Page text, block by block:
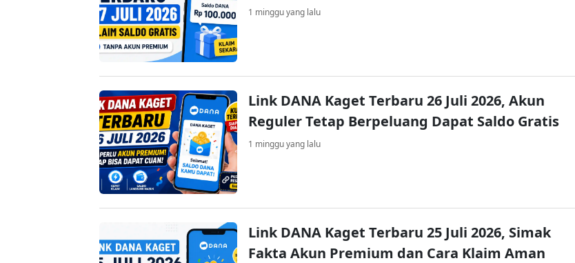
1 minggu yang lalu
Link DANA Kaget Terbaru 26 Juli 2026, Akun
Reguler Tetap Berpeluang Dapat Saldo Gratis
1 minggu yang lalu
Link DANA Kaget Terbaru 25 Juli 2026, Simak
Fakta Akun Premium dan Cara Klaim Aman